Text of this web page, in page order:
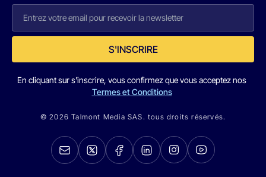
S'INSCRIRE
En cliquant sur s'inscrire, vous confirmez que vous acceptez nos
Termes et Conditions
© 2026 Talmont Media SAS. tous droits réservés.